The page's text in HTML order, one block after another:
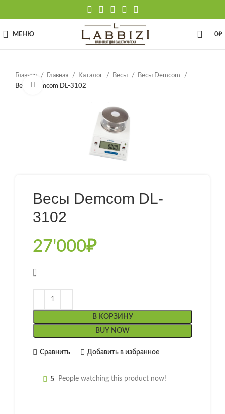
МЕНЮ 0₽
Главная Главная Каталог Весы
Весы Demcom
Весы Demcom DL-3102
Нажмите, чтобы увеличить
Весы Demcom DL-
3102
27'000₽
В КОРЗИНУ
BUY NOW
Сравнить Добавить в избранное
5 People watching this product now!